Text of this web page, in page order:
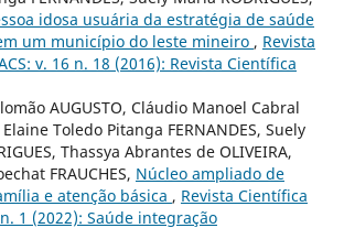
idosa usuária da estratégia de saúde
um município do leste mineiro , Revista
v. 16 n. 18 (2016): Revista Científica
AUGUSTO, Cláudio Manoel Cabral
Elaine Toledo Pitanga FERNANDES, Suely
Thassya Abrantes de OLIVEIRA,
FRAUCHES, Núcleo ampliado de
e atenção básica , Revista Científica
n. 1 (2022): Saúde integração